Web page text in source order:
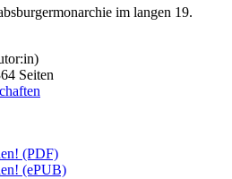
im langen 19.
Seiten
(PDF)
(ePUB)